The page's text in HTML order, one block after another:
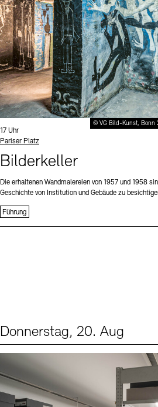
© VG Bild-Kunst, Bonn
Uhrzeit:
17 Uhr
Standort
Pariser Platz
Bilderkeller
Die erhaltenen Wandmalereien von 1957 und 1958
Geschichte von Institution und Gebäude zu
Führung
Donnerstag, 20. Aug